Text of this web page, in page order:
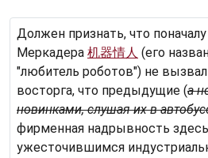
Должен признать, что
Меркадера 机器情人 (его
"любитель роботов") не
восторга, что предыдущие (а
новинками, слушая их в
фирменная надрывность
ужесточившимся